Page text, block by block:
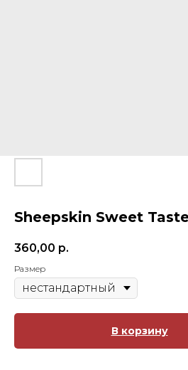
Sheepskin Sweet
360,00 р.
Размер
В корзину